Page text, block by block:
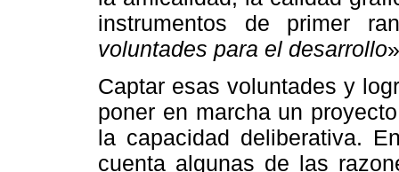
instrumentos de primer
voluntades para el desarrollo
Captar esas voluntades y
poner en marcha un
la capacidad deliberativa.
cuenta algunas de las